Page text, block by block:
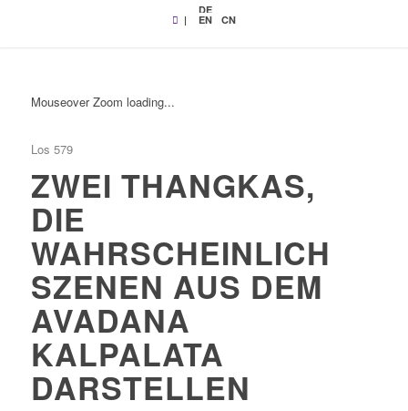
|
DE
EN CN
Mouseover Zoom loading...
Los 579
ZWEI THANGKAS,
DIE
WAHRSCHEINLICH
SZENEN AUS DEM
AVADANA
KALPALATA
DARSTELLEN